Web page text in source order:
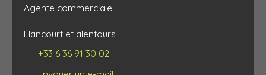
Agente commerciale
Élancourt et alentours
+33 6 36 91 30 02